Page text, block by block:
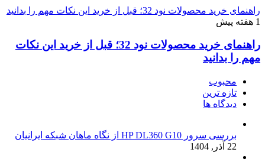
راهنمای خرید محصولات نود 32؛ قبل از خرید این نکات مهم را بدانید
1 هفته پیش
راهنمای خرید محصولات نود 32؛ قبل از خرید این نکات
مهم را بدانید
محبوب
تازه ترین
دیدگاه ها
بررسی سرور HP DL360 G10 از نگاه ماهان شبکه ایرانیان
22 آذر, 1404